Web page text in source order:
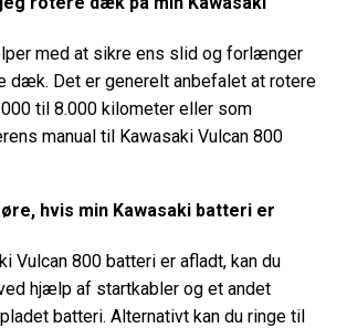
med at sikre ens slid og forlænger
dæk. Det er generelt anbefalet at rotere
til 8.000 kilometer eller som
manual til Kawasaki Vulcan 800
hvis min Kawasaki batteri er
Vulcan 800 batteri er afladt, kan du
hjælp af startkabler og et andet
batteri. Alternativt kan du ringe til